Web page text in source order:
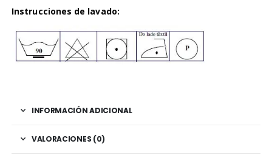
Instrucciones de lavado:
INFORMACIÓN ADICIONAL
VALORACIONES (0)